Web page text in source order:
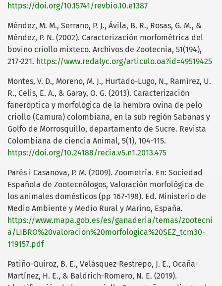
https://doi.org/10.15741/revbio.10.e1387
Méndez, M. M., Serrano, P. J., Ávila, B. R., Rosas, G. M., &
Méndez, P. N. (2002). Caracterización morfométrica del
bovino criollo mixteco. Archivos de Zootecnia, 51(194),
217-221. https://www.redalyc.org/articulo.oa?id=49519425
Montes, V. D., Moreno, M. J., Hurtado-Lugo, N., Ramírez, U.
R., Celis, E. A., & Garay, O. G. (2013). Caracterización
faneróptica y morfológica de la hembra ovina de pelo
criollo (Camura) colombiana, en la sub región Sabanas y
Golfo de Morrosquillo, departamento de Sucre. Revista
Colombiana de ciencia Animal, 5(1), 104-115.
https://doi.org/10.24188/recia.v5.n1.2013.475
Parés i Casanova, P. M. (2009). Zoometría. En: Sociedad
Española de Zootecnólogos, Valoración morfológica de
los animales domésticos (pp 167-198). Ed. Ministerio de
Medio Ambiente y Medio Rural y Marino, España.
https://www.mapa.gob.es/es/ganaderia/temas/zootecni
a/LIBRO%20valoracion%20morfologica%20SEZ_tcm30-
119157.pdf
Patiño-Quiroz, B. E., Velásquez-Restrepo, J. E., Ocaña-
Martínez, H. E., & Baldrich-Romero, N. E. (2019).